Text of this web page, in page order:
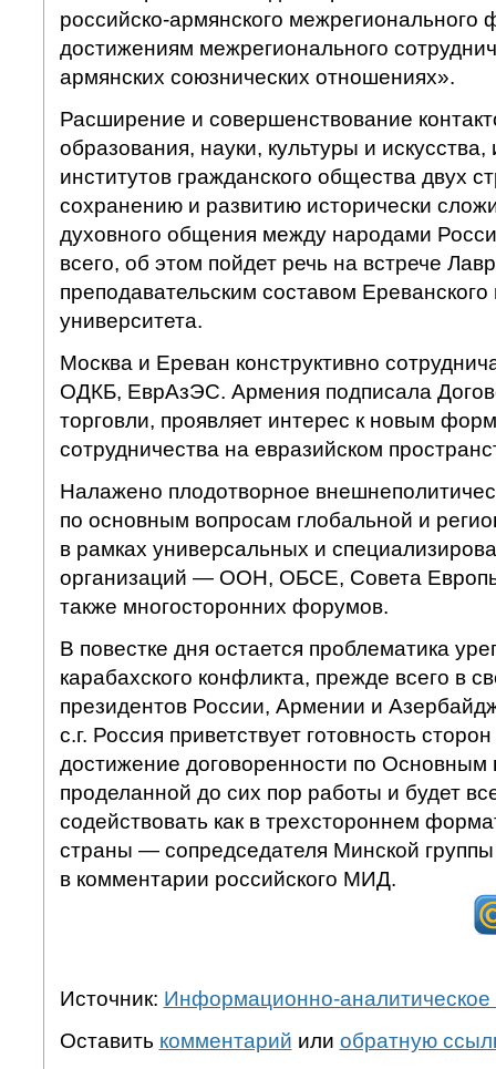
российско-армянского
достижениям межрегионального
армянских союзнических отношениях».
Расширение и совершенствование
образования, науки, культуры и
институтов гражданского общества двух
сохранению и развитию исторически
духовного общения между народами
всего, об этом пойдет речь на встрече
преподавательским составом Ереванского
университета.
Москва и Ереван конструктивно
ОДКБ, ЕврАзЭС. Армения подписала
торговли, проявляет интерес к новым
сотрудничества на евразийском
Налажено плодотворное
по основным вопросам глобальной и
в рамках универсальных и
организаций — ООН, ОБСЕ, Совета
также многосторонних форумов.
В повестке дня остается проблематика
карабахского конфликта, прежде всего в
президентов России, Армении и
с.г. Россия приветствует готовность
достижение договоренности по Основным
проделанной до сих пор работы и будет
содействовать как в трехстороннем
страны — сопредседателя Минской
в комментарии российского МИД.
Источник: Информационно-аналитическое
Оставить комментарий или обратную